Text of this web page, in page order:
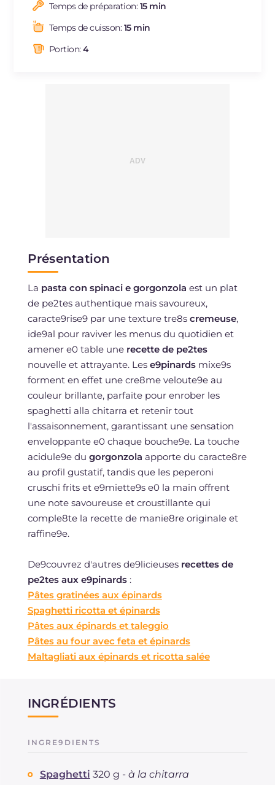
NL
BR
Temps de préparation:15 min
Temps de cuisson:15 min
Portion:4
Présentation
La pasta con spinaci e gorgonzola est un plat
de pe2tes authentique mais savoureux,
caracte9rise9 par une texture tre8s cremeuse,
ide9al pour raviver les menus du quotidien et
amener e0 table une recette de pe2tes
nouvelle et attrayante. Les e9pinardsmixe9s
forment en effet une cre8me veloute9e au
couleur brillante, parfaite pour enrober les
spaghetti alla chitarra et retenir tout
l'assaisonnement, garantissant une sensation
enveloppante e0 chaque bouche9e. La touche
acidule9e du gorgonzola apporte du caracte8re
au profil gustatif, tandis que les peperoni
cruschi frits et e9miette9s e0 la main offrent
une note savoureuse et croustillante qui
comple8te la recette de manie8re originale et
raffine9e.
De9couvrez d'autres de9licieuses recettes de
pe2tes aux e9pinards:
Pâtes gratinées aux épinards
Spaghetti ricotta et épinards
Pâtes aux épinards et taleggio
Pâtes au four avec feta et épinards
Maltagliati aux épinards et ricotta salée
INGRÉDIENTS
INGRE9DIENTS
Spaghetti 320 g - à la chitarra